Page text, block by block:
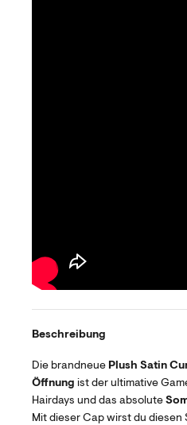
Beschreibung
Die brandneue Plush Satin
Öffnung ist der ultimative
Hairdays und das absolute
Mit dieser Cap wirst du diesen